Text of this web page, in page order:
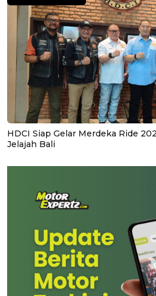
HDCI Siap Gelar Merdeka Ride
Jelajah Bali